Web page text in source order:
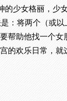
少女格丽，
将两个（或
助他找一个
欢乐日常，就